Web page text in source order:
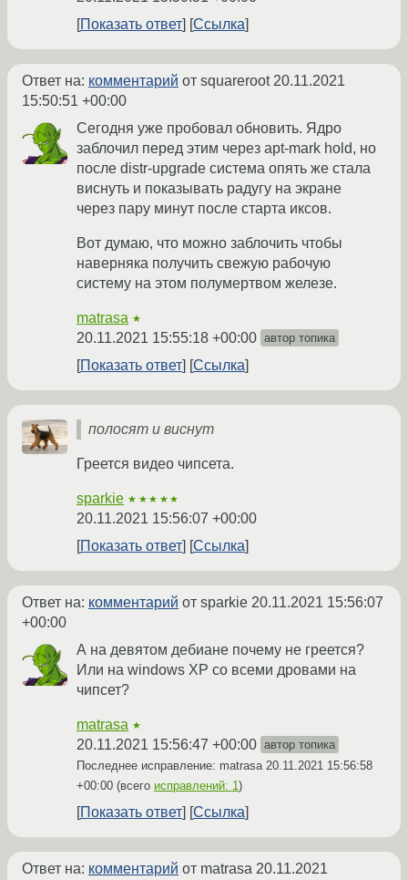
Показать ответ
Ссылка
Ответ на: комментарий от squareroot20.11.2021
15:50:51 +00:00
Сегодня уже пробовал обновить. Ядро
заблочил перед этим через apt-mark hold, но
после distr-upgrade система опять же стала
виснуть и показывать радугу на экране
через пару минут после старта иксов.
Вот думаю, что можно заблочить чтобы
наверняка получить свежую рабочую
систему на этом полумертвом железе.
matrasa ★
20.11.2021 15:55:18 +00:00 автор топика
Показать ответ Ссылка
полосят и виснут
Греется видео чипсета.
sparkie ★★★★★
20.11.2021 15:56:07 +00:00
Показать ответ
Ссылка
Ответ на: комментарий от sparkie 20.11.2021 15:56:07
+00:00
А на девятом дебиане почему не греется?
Или на windows XP со всеми дровами на
чипсет?
matrasa ★
20.11.2021 15:56:47 +00:00 автор топика
Последнее исправление: matrasa 20.11.2021 15:56:58
+00:00 (всего исправлений: 1)
Показать ответ Ссылка
Ответ на: комментарий от matrasa 20.11.2021